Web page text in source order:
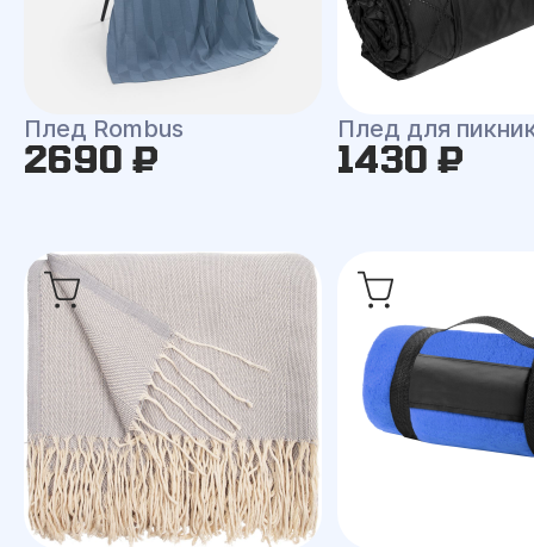
Плед Rombus
2690 ₽
Плед для
1430 ₽